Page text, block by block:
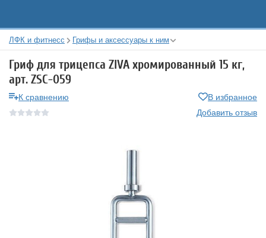
ЛФК и фитнесс Грифы и аксессуары к ним
Гриф для трицепса ZIVA хромированный 15 кг,
арт. ZSC-059
К сравнению
В избранное
Добавить отзыв